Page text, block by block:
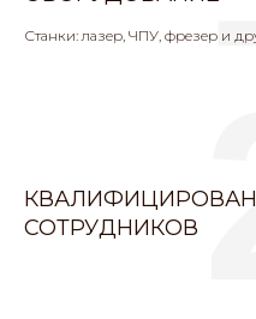
Станки: лазер, ЧПУ, фрезер и
СОТРУДНИКОВ